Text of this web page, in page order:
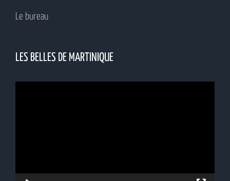
Le bureau
LES BELLES DE MARTINIQUE